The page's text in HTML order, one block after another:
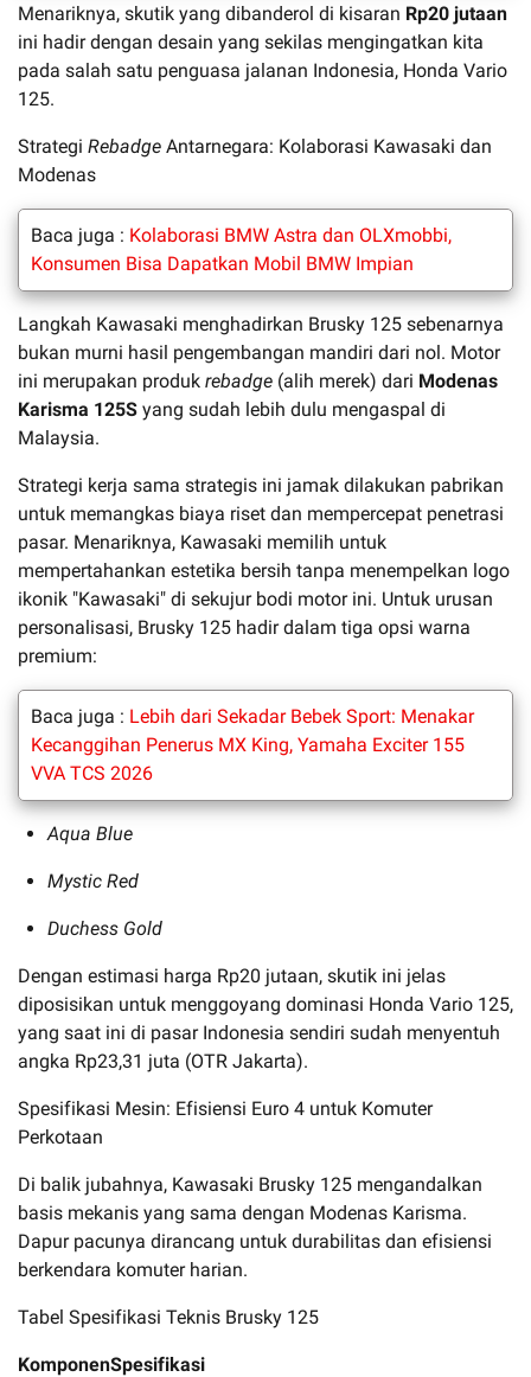
Menariknya, skutik yang dibanderol di kisaran Rp20 jutaan
ini hadir dengan desain yang sekilas mengingatkan kita
pada salah satu penguasa jalanan Indonesia, Honda Vario
125.
Strategi Rebadge Antarnegara: Kolaborasi Kawasaki dan
Modenas
Baca juga : Kolaborasi BMW Astra dan OLXmobbi,
Konsumen Bisa Dapatkan Mobil BMW Impian
Langkah Kawasaki menghadirkan Brusky 125 sebenarnya
bukan murni hasil pengembangan mandiri dari nol. Motor
ini merupakan produk rebadge (alih merek) dari Modenas
Karisma 125S yang sudah lebih dulu mengaspal di
Malaysia.
Strategi kerja sama strategis ini jamak dilakukan pabrikan
untuk memangkas biaya riset dan mempercepat penetrasi
pasar. Menariknya, Kawasaki memilih untuk
mempertahankan estetika bersih tanpa menempelkan logo
ikonik "Kawasaki" di sekujur bodi motor ini. Untuk urusan
personalisasi, Brusky 125 hadir dalam tiga opsi warna
premium:
Baca juga : Lebih dari Sekadar Bebek Sport: Menakar
Kecanggihan Penerus MX King, Yamaha Exciter 155
VVA TCS 2026
Aqua Blue
Mystic Red
Duchess Gold
Dengan estimasi harga Rp20 jutaan, skutik ini jelas
diposisikan untuk menggoyang dominasi Honda Vario 125,
yang saat ini di pasar Indonesia sendiri sudah menyentuh
angka Rp23,31 juta (OTR Jakarta).
Spesifikasi Mesin: Efisiensi Euro 4 untuk Komuter
Perkotaan
Di balik jubahnya, Kawasaki Brusky 125 mengandalkan
basis mekanis yang sama dengan Modenas Karisma.
Dapur pacunya dirancang untuk durabilitas dan efisiensi
berkendara komuter harian.
Tabel Spesifikasi Teknis Brusky 125
KomponenSpesifikasi